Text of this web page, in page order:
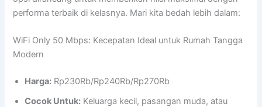
performa terbaik di kelasnya. Mari kita bedah lebih dalam:
WiFi Only 50 Mbps: Kecepatan Ideal untuk Rumah Tangga
Modern
Harga: Rp230Rb/Rp240Rb/Rp270Rb
Cocok Untuk: Keluarga kecil, pasangan muda, atau